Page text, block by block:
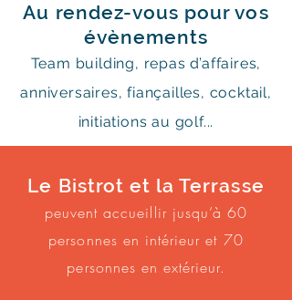
Au rendez-vous pour vos
évènements
Team building, repas d’affaires,
anniversaires, fiançailles, cocktail,
initiations au golf...
Le Bistrot et la Terrasse
peuvent accueillir jusqu’à 60
personnes en intérieur et 70
personnes en extérieur.